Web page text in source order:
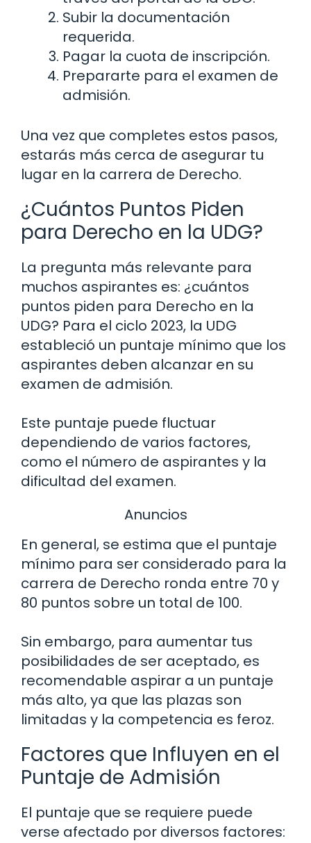
Subir la documentación
requerida.
Pagar la cuota de inscripción.
Prepararte para el examen de
admisión.
Una vez que completes estos pasos,
estarás más cerca de asegurar tu
lugar en la carrera de Derecho.
¿Cuántos Puntos Piden
para Derecho en la UDG?
La pregunta más relevante para
muchos aspirantes es: ¿cuántos
puntos piden para Derecho en la
UDG? Para el ciclo 2023, la UDG
estableció un puntaje mínimo que los
aspirantes deben alcanzar en su
examen de admisión.
Este puntaje puede fluctuar
dependiendo de varios factores,
como el número de aspirantes y la
dificultad del examen.
Anuncios
En general, se estima que el puntaje
mínimo para ser considerado para la
carrera de Derecho ronda entre 70 y
80 puntos sobre un total de 100.
Sin embargo, para aumentar tus
posibilidades de ser aceptado, es
recomendable aspirar a un puntaje
más alto, ya que las plazas son
limitadas y la competencia es feroz.
Factores que Influyen en el
Puntaje de Admisión
El puntaje que se requiere puede
verse afectado por diversos factores: